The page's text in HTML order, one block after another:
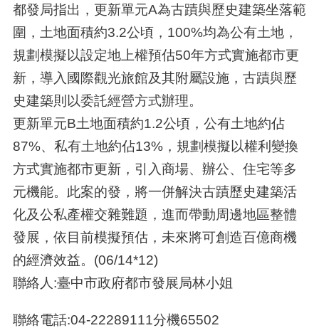
都發局指出，更新單元A為古蹟與歷史建築坐落範
圍，土地面積約3.2公頃，100%均為公有土地，
規劃模擬以設定地上權預估50年方式實施都市更
新，導入國際觀光旅館及其附屬設施，古蹟與歷
史建築則以委託經營方式辦理。
更新單元B土地面積約1.2公頃，公有土地約佔
87%、私有土地約佔13%，規劃模擬以權利變換
方式實施都市更新，引入商場、辦公、住宅等多
元機能。此案的發，將一併解決古蹟歷史建築活
化及公私產權交雜難題，進而帶動周邊地區整體
發展，依目前模擬預估，未來將可創造百億商機
的經濟效益。(06/14*12)
聯絡人:臺中市政府都市發展局林小姐
聯絡電話:04-22289111分機65502